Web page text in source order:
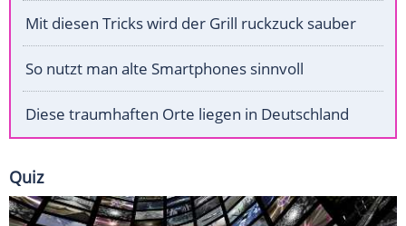
Mit diesen Tricks wird der Grill ruckzuck sauber
So nutzt man alte Smartphones sinnvoll
Diese traumhaften Orte liegen in Deutschland
Quiz